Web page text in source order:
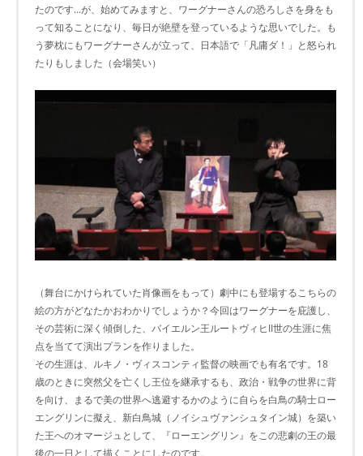
たのです...が、始めてみますと、ワーグナーさんの恐ろしさを身をも
って知ることになり、毎日が絶壁を登っているような思いでした。も
う夢枕にもワーグナーさんが立って、日本語で「凡庸ダ！」と怒られ
たりもしました（会場笑い）
（舞台にかけられていた肖像画をもって）劇中にも登場するこちらの
絵の方がどなたかおわかりでしょうか？今回はワーグナーを庇護し、
その芸術に深く傾倒した、バイエルン王ルートヴィヒII世の生涯に焦
点を当てて演出プランを作りました。
その生涯は、ルキノ・ヴィスコンティ監督の映画でも有名です。18
歳のときに突然父を亡くし王位を継承するも、政治・戦争の世界に背
を向け、まるで美の世界へ逃避するかのように自らを白鳥の騎士ロー
エングリンに擬え、新白鳥城（ノイシュヴァンシュタイン城）を築い
た王へのオマージュとして、『ローエングリン』をこの悲劇の王の最
後の一日として描くことにしたのです。